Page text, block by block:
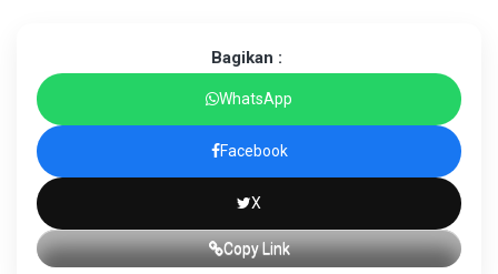
Bagikan :
WhatsApp
Facebook
X
Copy Link